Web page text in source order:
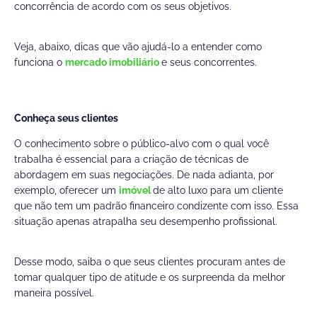
concorrência de acordo com os seus objetivos.
Veja, abaixo, dicas que vão ajudá-lo a entender como
funciona o mercado imobiliárioe seus concorrentes.
Conheça seus clientes
O conhecimento sobre o público-alvo com o qual você
trabalha é essencial para a criação de técnicas de
abordagem em suas negociações. De nada adianta, por
exemplo, oferecer um imóvelde alto luxo para um cliente
que não tem um padrão financeiro condizente com isso. Essa
situação apenas atrapalha seu desempenho profissional.
Desse modo, saiba o que seus clientes procuram antes de
tomar qualquer tipo de atitude e os surpreenda da melhor
maneira possível.